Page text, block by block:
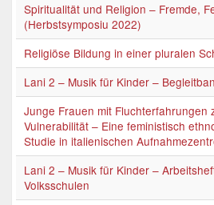
Spiritualität und Religion – Fremde,
(Herbstsymposiu 2022)
Religiöse Bildung in einer pluralen
Lani 2 – Musik für Kinder –
Junge Frauen mit Fluchterfahrungen
Vulnerabilität – Eine feministisch
Studie in italienischen
Lani 2 – Musik für Kinder –
Volksschulen